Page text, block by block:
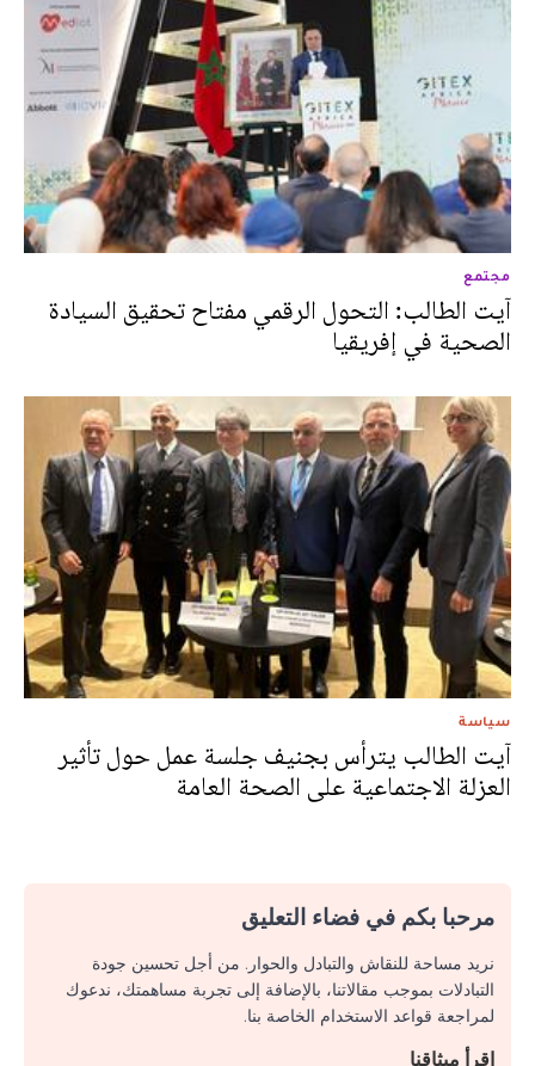
مجتمع
آيت الطالب: التحول الرقمي مفتاح تحقيق السيادة
الصحية في إفريقيا
سياسة
آيت الطالب يترأس بجنيف جلسة عمل حول تأثير
العزلة الاجتماعية على الصحة العامة
مرحبا بكم في فضاء التعليق
نريد مساحة للنقاش والتبادل والحوار. من أجل تحسين جودة
التبادلات بموجب مقالاتنا، بالإضافة إلى تجربة مساهمتك، ندعوك
لمراجعة قواعد الاستخدام الخاصة بنا.
اقرأ ميثاقنا